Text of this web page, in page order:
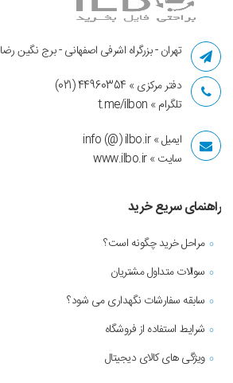
تهران - بزرگراه اشرفی اصفهانی - برج نگین رضا
دفتر مرکزی » 44960354 (021)
تلگرام » t.me/ilbon
ایمیل » info (@) ilbo.ir
سایت » www.ilbo.ir
راهنمای سریع خرید
مراحل خرید چگونه است؟
سوالات متداول مشتریان
سابقه سفارشات نگهداری می شود؟
شرایط استفاده از فروشگاه
ویژگی های کالای دیجیتال